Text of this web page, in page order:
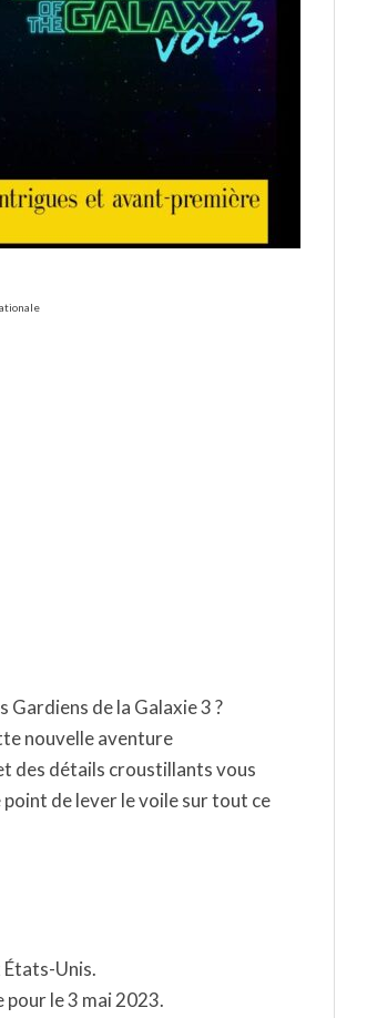
de la Galaxie 3 ?
nouvelle aventure
des détails croustillants vous
de lever le voile sur tout ce
États-Unis.
pour le 3 mai 2023.